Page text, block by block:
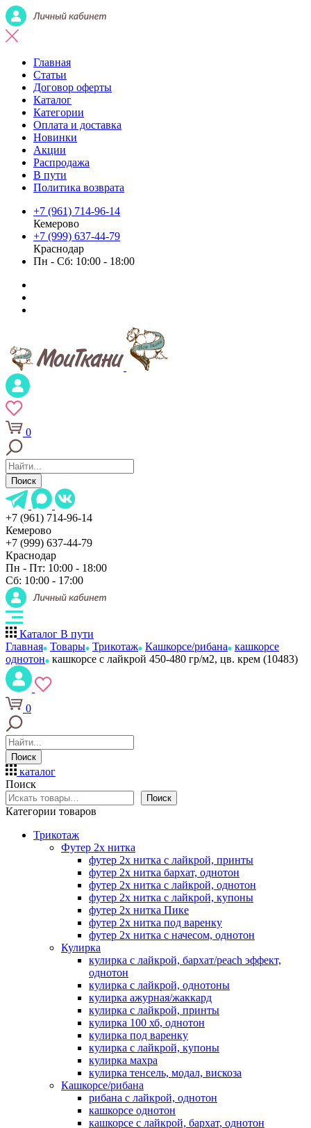
Главная
Статьи
Договор оферты
Каталог
Категории
Оплата и доставка
Новинки
Акции
Распродажа
В пути
Политика возврата
+7 (961) 714-96-14
Кемерово
+7 (999) 637-44-79
Краснодар
Пн - Сб: 10:00 - 18:00
0
Поиск
+7 (961) 714-96-14
Кемерово
+7 (999) 637-44-79
Краснодар
Пн - Пт: 10:00 - 18:00
Сб: 10:00 - 17:00
Каталог В пути
Главная Товары Трикотаж Кашкорсе/рибана
кашкорсе
однотон
кашкорсе с лайкрой 450-480 гр/м2, цв. крем (10483)
0
Поиск
каталог
Поиск
Поиск
Категории товаров
Трикотаж
Футер 2х нитка
футер 2х нитка с лайкрой, принты
футер 2х нитка бархат, однотон
футер 2х нитка с лайкрой, однотон
футер 2х нитка с лайкрой, купоны
футер 2х нитка Пике
футер 2х нитка под варенку
футер 2х нитка с начесом, однотон
Кулирка
кулирка с лайкрой, бархат/peach эффект,
однотон
кулирка с лайкрой, однотоны
кулирка ажурная/жаккард
кулирка с лайкрой, принты
кулирка 100 хб, однотон
кулирка под варенку
кулирка с лайкрой, купоны
кулирка махра
кулирка тенсель, модал, вискоза
Кашкорсе/рибана
рибана с лайкрой, однотон
кашкорсе однотон
кашкорсе с лайкрой, бархат, однотон